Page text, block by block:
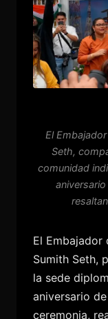
El
Seth,
comunidad
El Embajador
Sumith Seth,
la sede
aniversario
ceremonia,